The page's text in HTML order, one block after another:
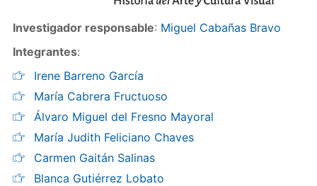
Investigador responsable: Miguel Cabañas Bravo
Integrantes:
Irene Barreno García
María Cabrera Fructuoso
Álvaro Miguel del Fresno Mayoral
María Judith Feliciano Chaves
Carmen Gaitán Salinas
Blanca Gutiérrez Lobato